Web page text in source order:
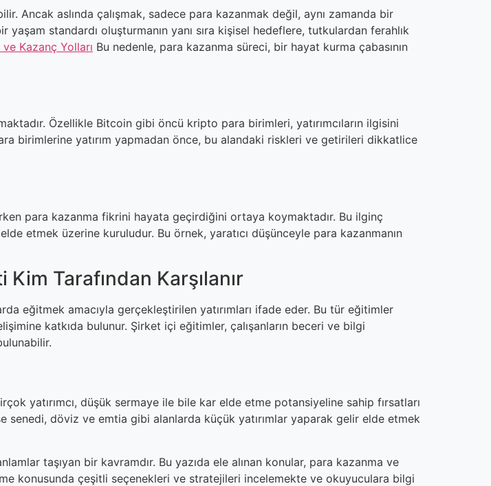
Ancak aslında çalışmak, sadece para kazanmak değil, aynı zamanda bir
yaşam standardı oluşturmanın yanı sıra kişisel hedeflere, tutkulardan ferahlık
ve Kazanç Yolları Bu nedenle, para kazanma süreci, bir hayat kurma çabasının
Özellikle Bitcoin gibi öncü kripto para birimleri, yatırımcıların ilgisini
birimlerine yatırım yapmadan önce, bu alandaki riskleri ve getirileri dikkatlice
para kazanma fikrini hayata geçirdiğini ortaya koymaktadır. Bu ilginç
etmek üzerine kuruludur. Bu örnek, yaratıcı düşünceyle para kazanmanın
Kim Tarafından Karşılanır
eğitmek amacıyla gerçekleştirilen yatırımları ifade eder. Bu tür eğitimler
katkıda bulunur. Şirket içi eğitimler, çalışanların beceri ve bilgi
yatırımcı, düşük sermaye ile bile kar elde etme potansiyeline sahip fırsatları
döviz ve emtia gibi alanlarda küçük yatırımlar yaparak gelir elde etmek
taşıyan bir kavramdır. Bu yazıda ele alınan konular, para kazanma ve
konusunda çeşitli seçenekleri ve stratejileri incelemekte ve okuyuculara bilgi